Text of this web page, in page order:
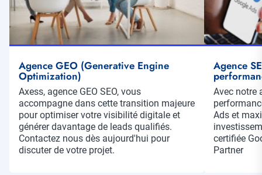
Agence GEO (Generative Engine
Optimization)
Résumé
Axess, agence GEO SEO, vous
accompagne dans cette transition majeure
pour optimiser votre visibilité digitale et
générer davantage de leads qualifiés.
Contactez nous dès aujourd'hui pour
discuter de votre projet.
Agence
Résumé
Avec notre
Ads et
certifiée
Partner